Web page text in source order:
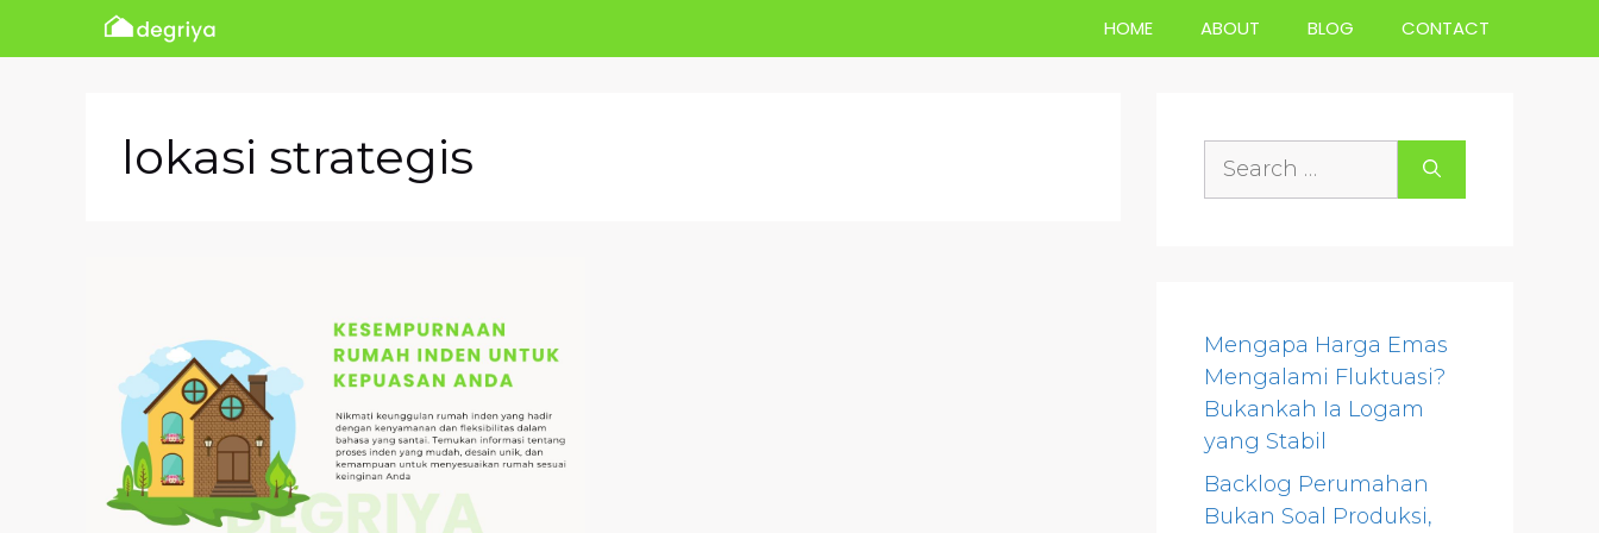
HOME ABOUT BLOG CONTACT
lokasi strategis
Search
Mengapa Harga Emas
Mengalami Fluktuasi?
Bukankah Ia Logam
yang Stabil
Backlog Perumahan
Bukan Soal Produksi,